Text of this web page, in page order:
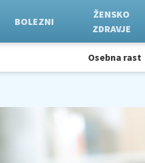
BOLEZNI
ŽENSKO
ZDRAVJE
Osebna rast